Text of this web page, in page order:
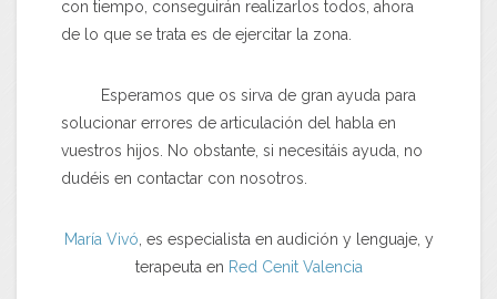
con tiempo, conseguirán realizarlos todos, ahora
de lo que se trata es de ejercitar la zona.
Esperamos que os sirva de gran ayuda para
solucionar errores de articulación del habla en
vuestros hijos. No obstante, si necesitáis ayuda, no
dudéis en contactar con nosotros.
María Vivó , es especialista en audición y lenguaje, y
terapeuta en Red Cenit Valencia